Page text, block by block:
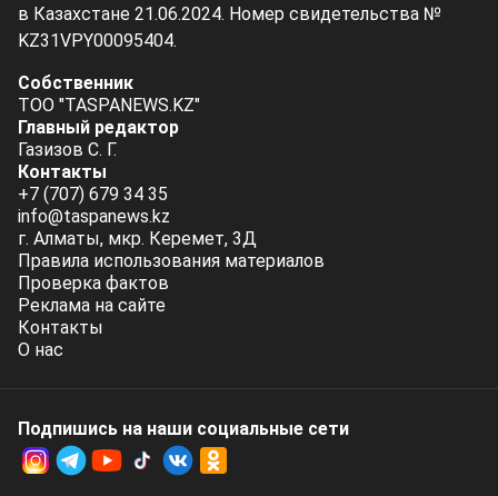
в Казахстане 21.06.2024. Номер свидетельства №
KZ31VPY00095404.
Собственник
ТОО "TASPANEWS.KZ"
Главный редактор
Газизов С. Г.
Контакты
+7 (707) 679 34 35
info@taspanews.kz
г. Алматы, мкр. Керемет, 3Д
Правила использования материалов
Проверка фактов
Реклама на сайте
Контакты
О нас
Подпишись на наши социальные cети